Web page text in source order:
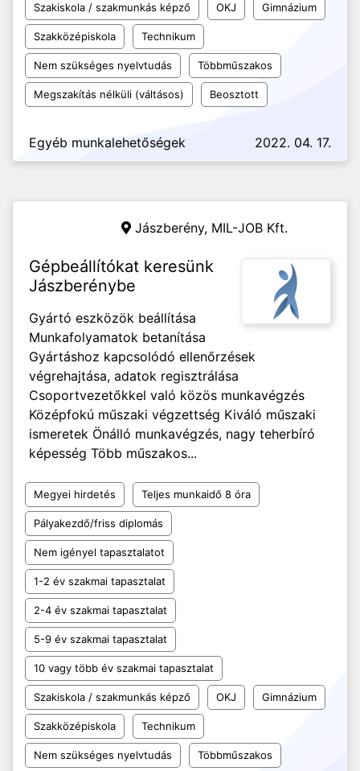
Szakiskola / szakmunkás képző OKJ Gimnázium
Szakközépiskola Technikum
Nem szükséges nyelvtudás Többműszakos
Megszakítás nélküli (váltásos) Beosztott
Egyéb munkalehetőségek 2022. 04. 17.
Jászberény, MIL-JOB Kft.
Gépbeállítókat keresünk
Jászberénybe
Gyártó eszközök beállítása
Munkafolyamatok betanítása
Gyártáshoz kapcsolódó ellenőrzések
végrehajtása, adatok regisztrálása
Csoportvezetőkkel való közös munkavégzés
Középfokú műszaki végzettség Kiváló műszaki
ismeretek Önálló munkavégzés, nagy teherbíró
képesség Több műszakos...
Megyei hirdetés Teljes munkaidő 8 óra
Pályakezdő/friss diplomás
Nem igényel tapasztalatot
1-2 év szakmai tapasztalat
2-4 év szakmai tapasztalat
5-9 év szakmai tapasztalat
10 vagy több év szakmai tapasztalat
Szakiskola / szakmunkás képző OKJ Gimnázium
Szakközépiskola Technikum
Nem szükséges nyelvtudás Többműszakos